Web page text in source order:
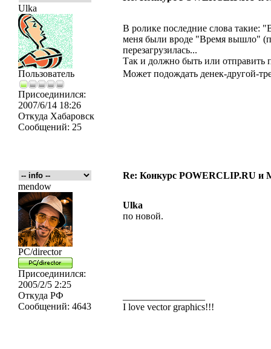
Ulka
Пользователь
Присоединился:
2007/6/14 18:26
Откуда Хабаровск
Сообщений: 25
В ролике последние слова такие:
меня были вроде "Время вышло"
перезагрузилась...
Так и должно быть или отправить
Может подождать денек-другой-
Re: Конкурс POWERCLIP.RU и
mendow
PC/director
Присоединился:
2005/2/5 2:25
Откуда РФ
Сообщений: 4643
Ulka
по новой.
I love vector graphics!!!